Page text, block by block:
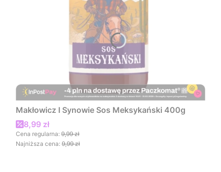
Makłowicz I Synowie Sos Meksykański 400g
Cena promocyjna
8,99 zł
Cena regularna: 9,99 zł
Najniższa cena: 9,99 zł